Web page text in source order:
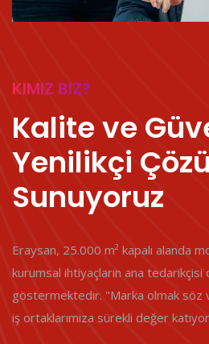
KIMIZ BIZ?
Kalite ve
Yenilikçi
Sunuyoruz
Eraysan, 25.000 m² kapalı alanda
kurumsal ihtiyaçların ana
göstermektedir. "Marka olmak söz
iş ortaklarımıza sürekli değer